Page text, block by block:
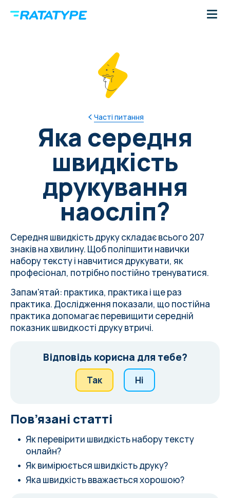
Часті питання
Яка середня
швидкість
друкування
наосліп?
Середня швидкість друку складає всього 207
знаків на хвилину. Щоб поліпшити навички
набору тексту і навчитися друкувати, як
професіонал, потрібно постійно тренуватися.
Запам'ятай: практика, практика і ще раз
практика. Дослідження показали, що постійна
практика допомагає перевищити середній
показник швидкості друку втричі.
Відповідь корисна для тебе?
Так Ні
Пов’язані статті
Як перевірити швидкість набору тексту
онлайн?
Як вимірюється швидкість друку?
Яка швидкість вважається хорошою?